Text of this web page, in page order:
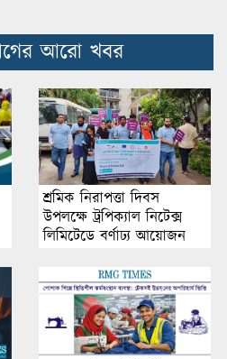
আরো খবর
শ্রমিক নিরাপত্তা দিবস
উপলক্ষে ট্রপিক্যাল নিটেক্স
লিমিটেডে বর্ণাঢ্য আয়োজন